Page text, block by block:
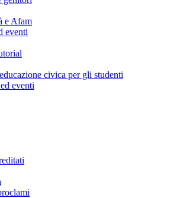
e Afam
eventi
civica per gli studenti
eventi